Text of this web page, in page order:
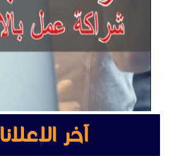
جراند ستريم هواتف